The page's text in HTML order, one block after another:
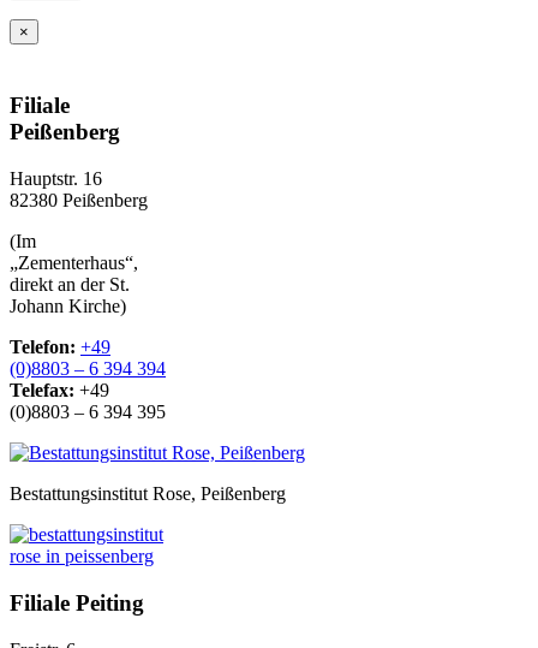
×
Filiale
Peißenberg
Hauptstr. 16
82380 Peißenberg
(Im
„Zementerhaus“,
direkt an der St.
Johann Kirche)
Telefon: +49
(0)8803 – 6 394 394
Telefax: +49
(0)8803 – 6 394 395
Bestattungsinstitut Rose, Peißenberg
Filiale Peiting